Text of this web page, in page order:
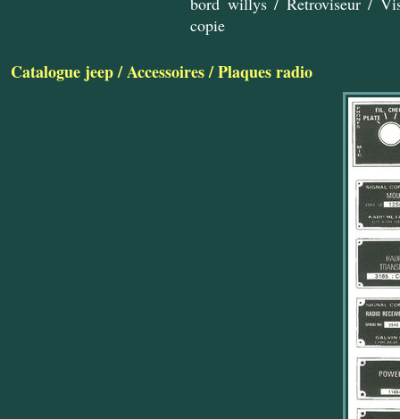
copie
Catalogue jeep/Accessoires/Plaques radio